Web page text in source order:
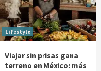
Lifestyle
Viajar sin prisas gana
terreno en México: más